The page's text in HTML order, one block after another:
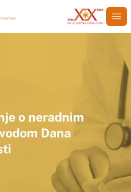
o neradnim
Dana